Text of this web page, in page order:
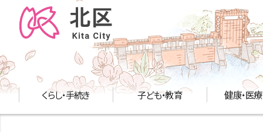
くらし・手続き 子ども・教育 健康・医